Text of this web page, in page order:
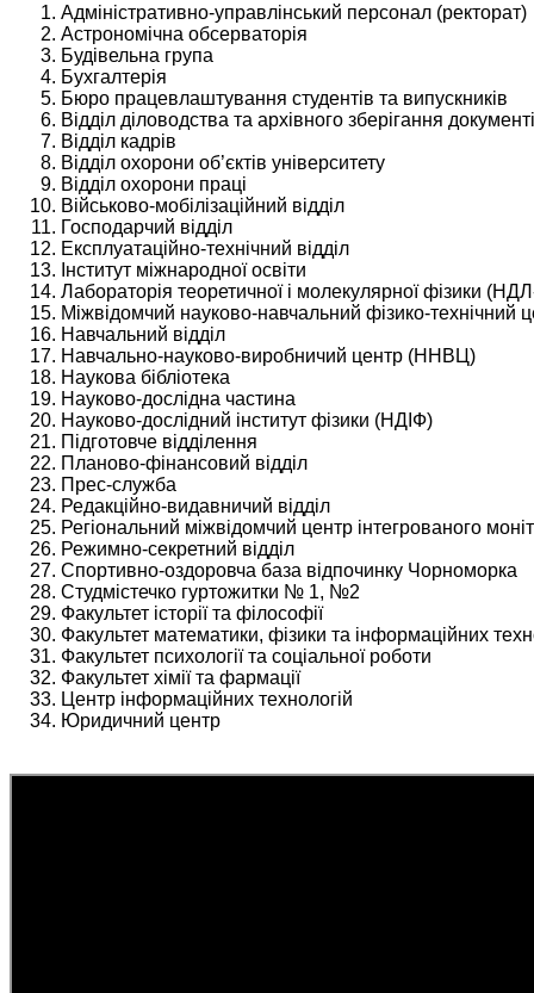
Адміністративно-управлінський персонал (ректорат)
Астрономічна обсерваторія
Будівельна група
Бухгалтерія
Бюро працевлаштування студентів та випускників
Відділ діловодства та архівного зберігання
Відділ кадрів
Відділ охорони об’єктів університету
Відділ охорони праці
Військово-мобілізаційний відділ
Господарчий відділ
Експлуатаційно-технічний відділ
Інститут міжнародної освіти
Лабораторія теоретичної і молекулярної фізики
Міжвідомчий науково-навчальний фізико-
Навчальний відділ
Навчально-науково-виробничий центр (ННВЦ)
Наукова бібліотека
Науково-дослідна частина
Науково-дослідний інститут фізики (НДІФ)
Підготовче відділення
Планово-фінансовий відділ
Прес-служба
Редакційно-видавничий відділ
Регіональний міжвідомчий центр інтегрованого
Режимно-секретний відділ
Спортивно-оздоровча база відпочинку Чорноморка
Студмістечко гуртожитки № 1, №2
Факультет історії та філософії
Факультет математики, фізики та інформаційних
Факультет психології та соціальної роботи
Факультет хімії та фармації
Центр інформаційних технологій
Юридичний центр